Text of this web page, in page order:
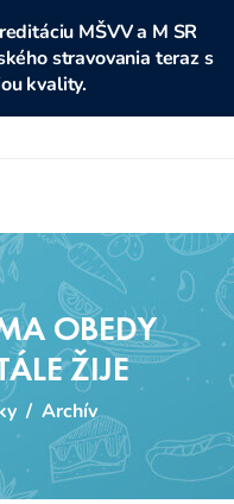
MŠVV a M SR
stravovania teraz s
kvality.
OBEDY
ŽIJE
/ Archív